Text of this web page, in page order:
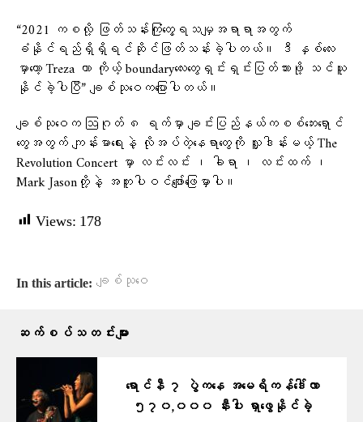
“2021 ကစလို့ ဖြတ်သန်းကြုံတွေ့ရသမျှအရာရာအတွက်
ခံနိုင်ရည်ရှိရှိရင်ဆိုင်ဖြတ်သန်းခဲ့ပါတယ်။ ဒီ နှစ်လေး
မှာတော့ Treza ဟာ ကိုယ့် boundaryလေးတွေရှင်းရှင်းပြတ်သားဖို့ သင်ယူ
နိုင်ခဲ့ပါပြီ” ချစ်သုဝေကပြောပါတယ်။
ချစ်သုဝေက ဩဂုတ် ၈ ရက်မှာ ချင်းပြည်နယ်ကစစ်ဘေးရှောင်
တွေအတွက် ကျန်းမာရေးနဲ့ လိုအပ်တဲ့နေရာတွေကို လှူဒါန်းမယ့် The
Revolution Concert မှာ လင်းလင်း ၊ ခါရာ ၊ လင်းထက် ၊
Mark Jasonတို့နဲ့ အတူပါဝင်ဖျော်ဖြေမှာပါ။
Views: 178
In this article: ချစ်သုဝေ
ဆက်စပ်သတင်းများ
ရောင်နီ ၇ ပွဲကနေ အမေရိကန်ဒေါ်လာ
၅၇၀,၀၀၀ နီးပါး ရှာဖွေနိုင်ခဲ့